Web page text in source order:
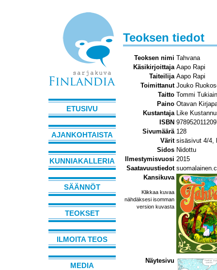
ETUSIVU
AJANKOHTAISTA
KUNNIAKALLERIA
SÄÄNNÖT
TEOKSET
ILMOITA TEOS
MEDIA
Teoksen tiedot
Teoksen nimi Tahvana
Käsikirjoittaja Aapo Rapi
Taiteilija Aapo Rapi
Toimittanut Jouko
Taitto Tommi
Paino Otavan
Kustantaja Like
ISBN
Sivumäärä 128
Värit sisäsivut 4/4,
Sidos Nidottu
Ilmestymisvuosi 2015
Saatavuustiedot
Kansikuva
Klikkaa kuvaa
nähdäksesi isomman
version kuvasta
Näytesivu